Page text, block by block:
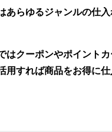
あらゆるジャンルの仕
はクーポンやポイント
用すれば商品をお得に